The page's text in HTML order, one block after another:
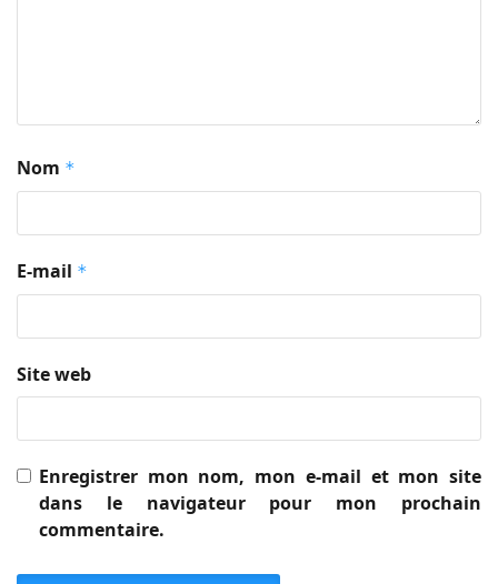
Nom *
E-mail *
Site web
Enregistrer mon nom, mon e-mail et mon site
dans le navigateur pour mon prochain
commentaire.